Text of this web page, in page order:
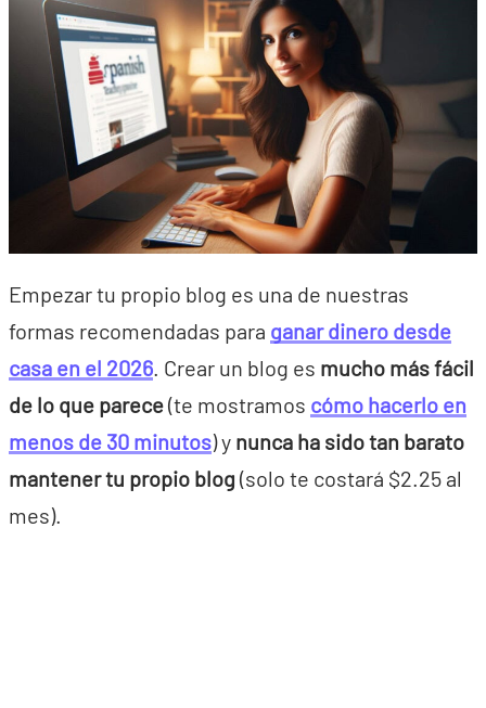
Empezar tu propio blog es una de nuestras
formas recomendadas para ganar dinero desde
casa en el 2026. Crear un blog es mucho más fácil
de lo que parece(te mostramos cómo hacerlo en
menos de 30 minutos) y nunca ha sido tan barato
mantener tu propio blog (solo te costará $2.25 al
mes).